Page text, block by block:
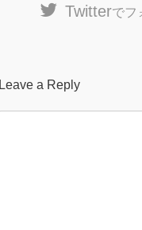
Twitterでフ
Leave a Reply